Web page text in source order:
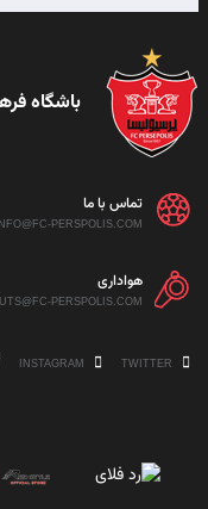
باشگاه
تماس با ما
INFO@FC-PERSPOLIS.COM
هواداری
PERSPOLIS.COM